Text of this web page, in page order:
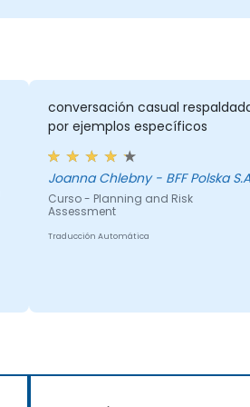
conversación casual
por ejemplos específicos
Joanna Chlebny - BFF Polska
Curso - Planning and Risk
Assessment
Traducción Automática